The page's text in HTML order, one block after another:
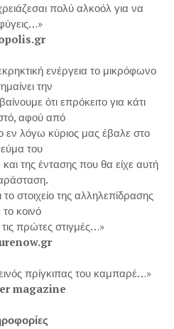
πολύ αλκοόλ για να
ενέργεια το μικρόφωνο
την
ότι επρόκειτο για κάτι
αφού από
λόγω κύριος μας έβαλε στο
του
της έντασης που θα είχε αυτή
στοιχείο της αλληλεπίδρασης
το κοινό
πρώτες στιγμές…»
πρίγκιπας του καμπαρέ…»
magazine